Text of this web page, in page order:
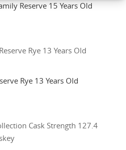
Reserve 15 Years Old
Rye 13 Years Old